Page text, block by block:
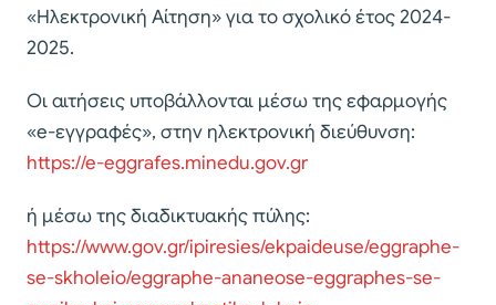
«Ηλεκτρονική Αίτηση» για το σχολικό έτος 2024-
2025.
Οι αιτήσεις υποβάλλονται μέσω της εφαρμογής
«e-εγγραφές», στην ηλεκτρονική διεύθυνση:
https://e-eggrafes.minedu.gov.gr
ή μέσω της διαδικτυακής πύλης:
https://www.gov.gr/ipiresies/ekpaideuse/eggraphe-
se-skholeio/eggraphe-ananeose-eggraphes-se-